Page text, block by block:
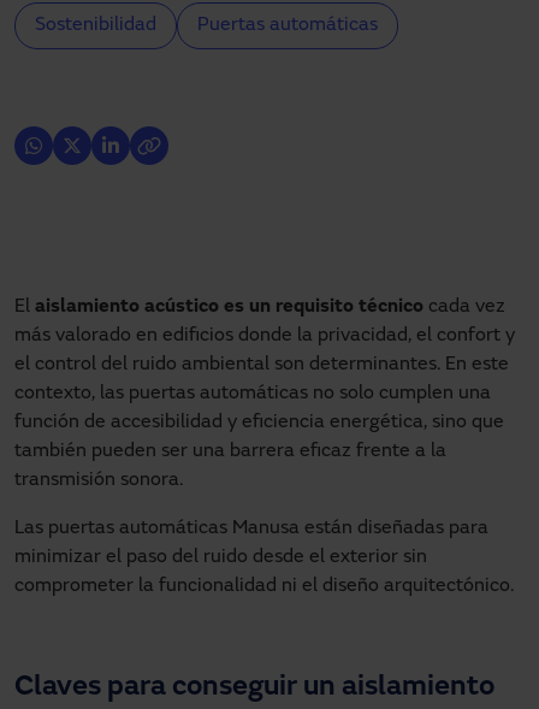
Sostenibilidad Puertas automáticas
El aislamiento acústico es un requisito técnico cada vez
más valorado en edificios donde la privacidad, el confort y
el control del ruido ambiental son determinantes. En este
contexto, las puertas automáticas no solo cumplen una
función de accesibilidad y eficiencia energética, sino que
también pueden ser una barrera eficaz frente a la
transmisión sonora.
Las puertas automáticas Manusa están diseñadas para
minimizar el paso del ruido desde el exterior sin
comprometer la funcionalidad ni el diseño arquitectónico.
Claves para conseguir un aislamiento